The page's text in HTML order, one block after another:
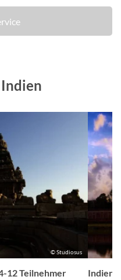
© Studiosus
12 Teilnehmer
Indien